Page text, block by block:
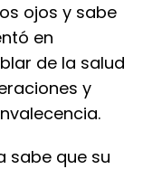
ojos y sabe
en
de la salud
y
sabe que su